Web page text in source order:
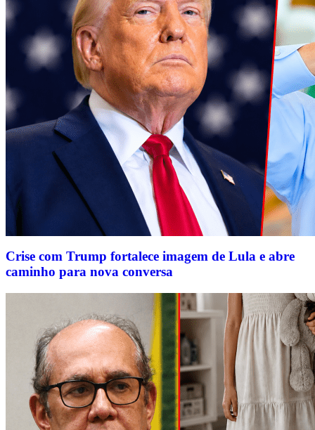
Crise com Trump fortalece imagem de Lula e abre
caminho para nova conversa